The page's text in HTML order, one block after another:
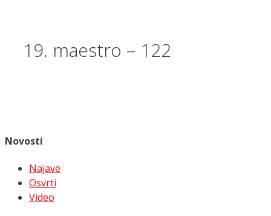
19. maestro – 122
Novosti
Najave
Osvrti
Video